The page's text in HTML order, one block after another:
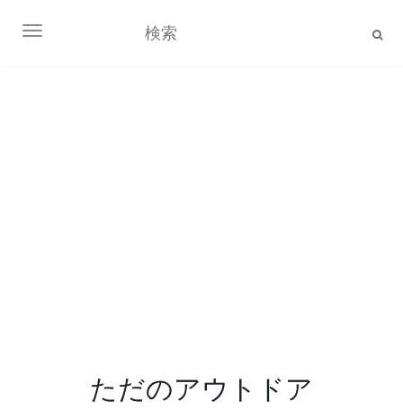
ナビゲーション切り替え
ただのアウトドア